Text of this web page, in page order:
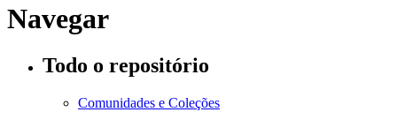
Navegar
Todo o repositório
Comunidades e Coleções